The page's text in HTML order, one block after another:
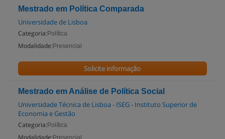
Mestrado em Política Comparada
Universidade de Lisboa
Categoria: Política
Modalidade: Presencial
Solicite informação
Mestrado em Análise de Política Social
Universidade Técnica de Lisboa - ISEG - Instituto Superior de
Economia e Gestão
Categoria: Política
Modalidade: Presencial